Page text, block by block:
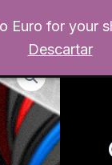
Productos
Euro for your
Descartar